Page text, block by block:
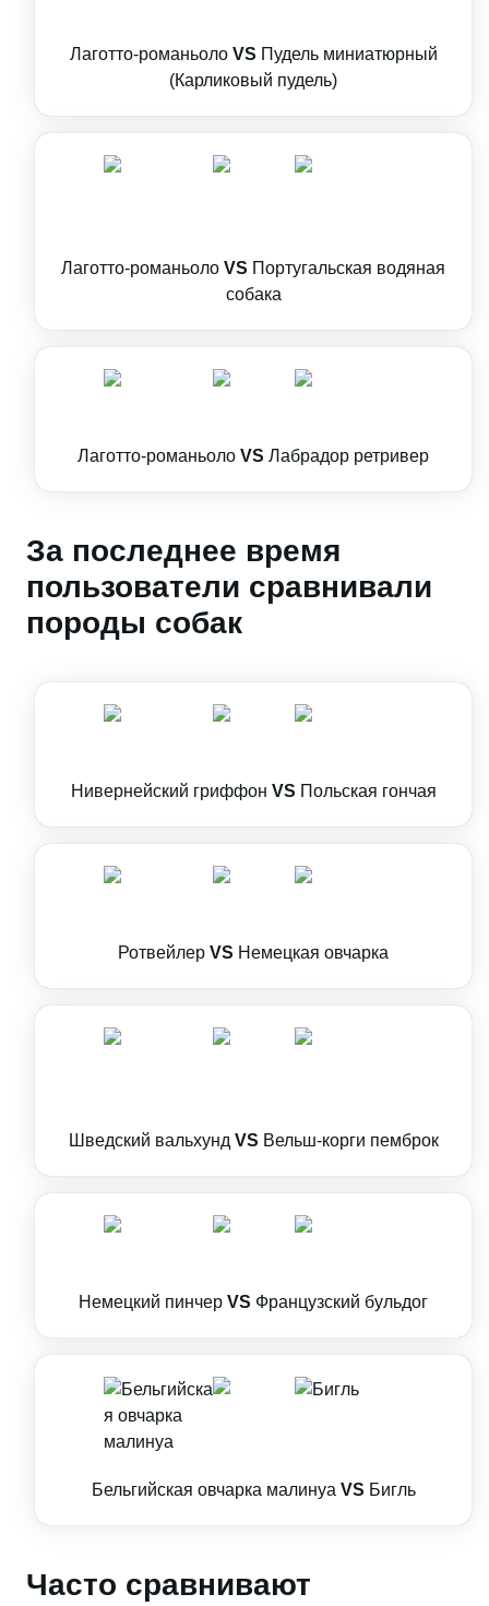
Лаготто-романьоло VS Пудель миниатюрный
(Карликовый пудель)
Лаготто-романьоло VS Португальская водяная
собака
Лаготто-романьоло VS Лабрадор ретривер
За последнее время
пользователи сравнивали
породы собак
Нивернейский гриффон VS Польская гончая
Ротвейлер VS Немецкая овчарка
Шведский вальхунд VS Вельш-корги пемброк
Немецкий пинчер VS Французский бульдог
Бельгийская овчарка малинуа VS Бигль
Часто сравнивают